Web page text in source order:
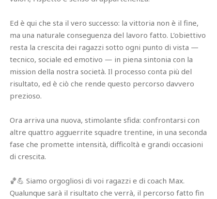
Ed è qui che sta il vero successo: la vittoria non è il fine,
ma una naturale conseguenza del lavoro fatto. L’obiettivo
resta la crescita dei ragazzi sotto ogni punto di vista —
tecnico, sociale ed emotivo — in piena sintonia con la
mission della nostra società. Il processo conta più del
risultato, ed è ciò che rende questo percorso davvero
prezioso.
Ora arriva una nuova, stimolante sfida: confrontarsi con
altre quattro agguerrite squadre trentine, in una seconda
fase che promette intensità, difficoltà e grandi occasioni
di crescita.
🏀💪 Siamo orgogliosi di voi ragazzi e di coach Max.
Qualunque sarà il risultato che verrà, il percorso fatto fin